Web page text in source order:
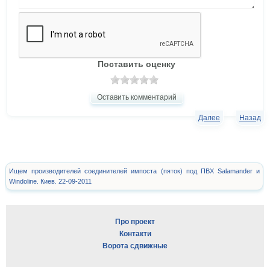
Поставить оценку
Оставить комментарий
Назад
Далее
Ищем производителей соединителей импоста (пяток) под ПВХ Salamander и
Windoline. Киев. 22-09-2011
Про проект
Контакти
Ворота сдвижные